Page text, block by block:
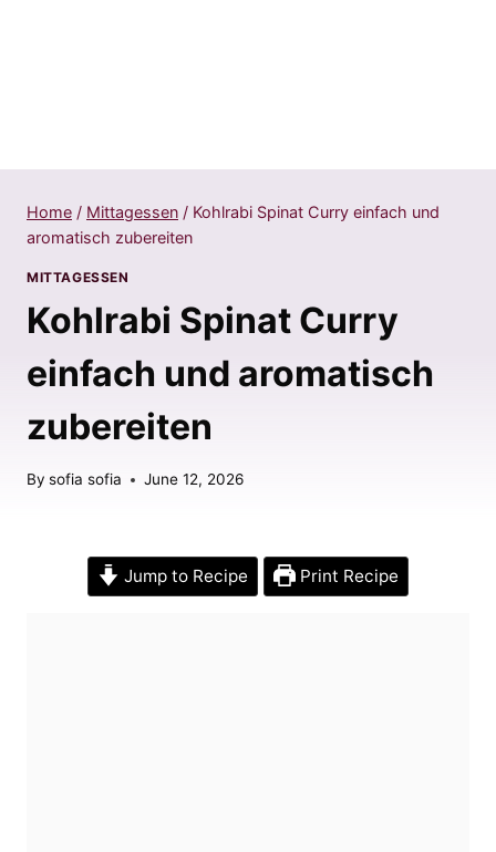
Home / Mittagessen / Kohlrabi Spinat Curry einfach und
aromatisch zubereiten
MITTAGESSEN
Kohlrabi Spinat Curry
einfach und aromatisch
zubereiten
By sofia sofia June 12, 2026
Jump to Recipe Print Recipe